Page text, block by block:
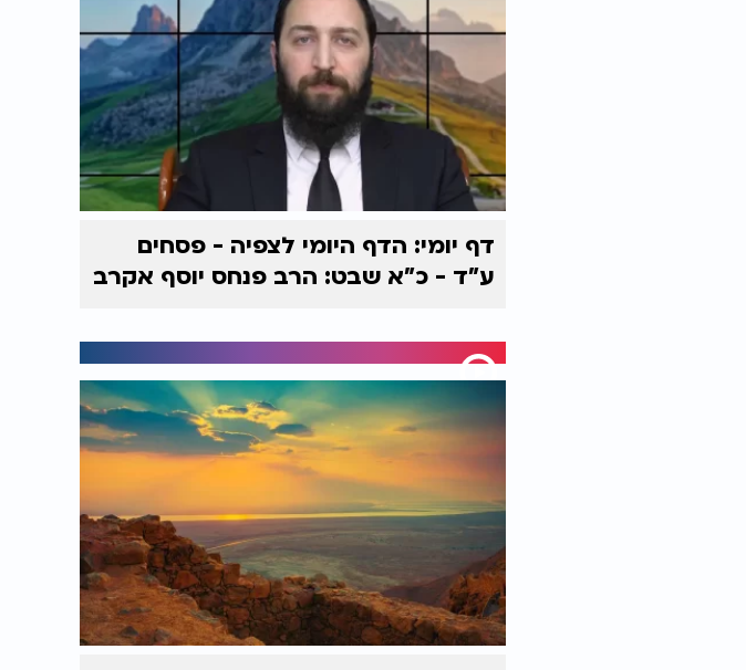
דף יומי: הדף היומי לצפיה - פסחים
ע"ד - כ"א שבט: הרב פנחס יוסף אקרב